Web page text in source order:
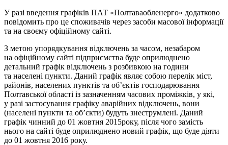
У разі введення графіків ПАТ «Полтаваобленерго» додатково
повідомить про це споживачів через засоби масової інформації
та на своєму офіційному сайті.
З метою упорядкування відключень за часом, незабаром
на офіційному сайті підприємства буде оприлюднено
детальний графік відключень з розбивкою на години
та населені пункти. Даний графік являє собою перелік міст,
районів, населених пунктів та об’єктів господарювання
Полтавської області із зазначенням часових проміжків, у які,
у разі застосування графіку аварійних відключень, вони
(населені пункти та об’єкти) будуть знеструмлені. Даний
графік чинний до 01 жовтня 2015року, після чого замість
нього на сайті буде оприлюднено новий графік, що буде діяти
до 01 жовтня 2016 року.